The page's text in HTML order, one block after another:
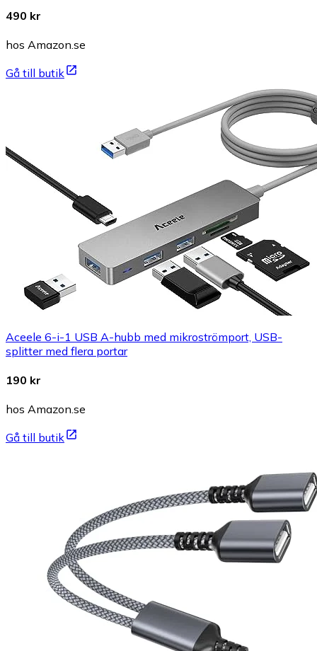
490 kr
hos Amazon.se
Gå till butik
Aceele 6-i-1 USB A-hubb med mikroströmport, USB-
splitter med flera portar
190 kr
hos Amazon.se
Gå till butik